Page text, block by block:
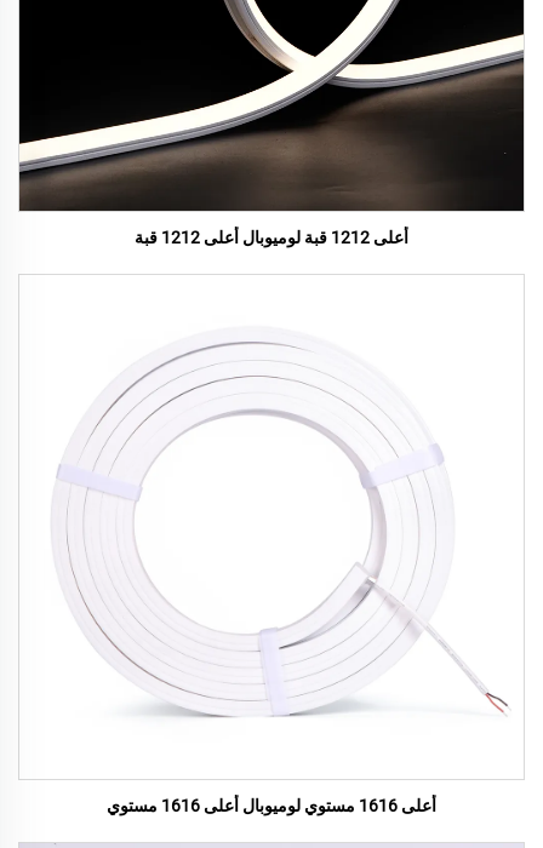
أعلى 1212 قبة لوميوبال أعلى 1212 قبة
أعلى 1616 مستوي لوميوبال أعلى 1616 مستوي